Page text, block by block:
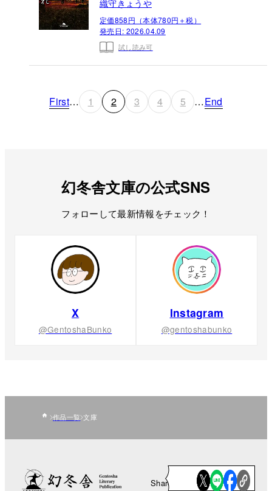
織守きょうや
定価858円（本体780円＋税）
発売日: 2026.04.09
試し読み可
First… 1 2 3 4 5 …End
幻冬舎文庫の公式SNS
フォローして最新情報をチェック！
X
@GentoshaBunko
Instagram
@gentoshabunko
作品一覧 文庫
Share